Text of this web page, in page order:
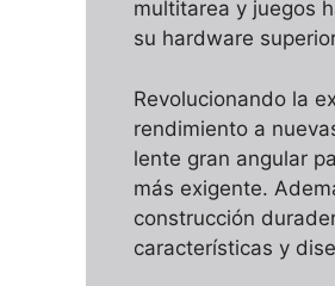
multitarea y juegos
su hardware
Revolucionando la
rendimiento a
lente gran angular
más exigente.
construcción
características y